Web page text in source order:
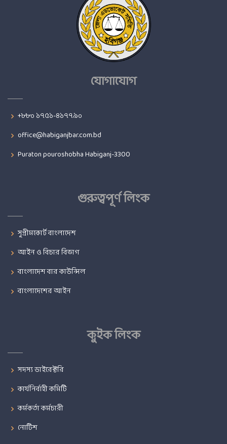
যোগাযোগ
+৮৮০ ১৭৫১-৪১৭৭৯০
office@habiganjbar.com.bd
Puraton pouroshobha Habiganj-3300
গুরুত্বপূর্ণ লিংক
সুপ্রীমকোর্ট বাংলাদেশ
আইন ও বিচার বিভাগ
বাংলাদেশ বার কাউন্সিল
বাংলাদেশের আইন
কুইক লিংক
সদস্য ডাইরেক্টরি
কার্যনির্বাহী কমিটি
কর্মকর্তা কর্মচারী
নোটিশ